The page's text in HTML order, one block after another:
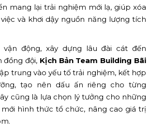
mang lại trải nghiệm mới lạ, giúp xóa
và khơi dậy nguồn năng lượng tích
động, xây dựng lâu đài cát đến
đồng đội, Kịch Bản Team Building Bãi
trung vào yếu tố trải nghiệm, kết hợp
tạo nên dấu ấn riêng cho từng
cũng là lựa chọn lý tưởng cho những
hình thức tổ chức, nâng cao giá trị